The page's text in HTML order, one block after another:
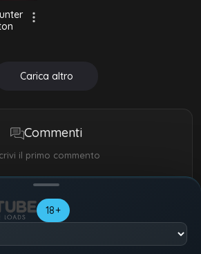
18+
Carica altro
Commenti
il primo commento